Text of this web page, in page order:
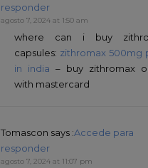
responder
agosto 7, 2024 at 1:50 am
where can i buy
capsules: zithromax 500mg
in india – buy zithromax
with mastercard
Tomascon says :Accede para
responder
agosto 7, 2024 at 11:07 pm